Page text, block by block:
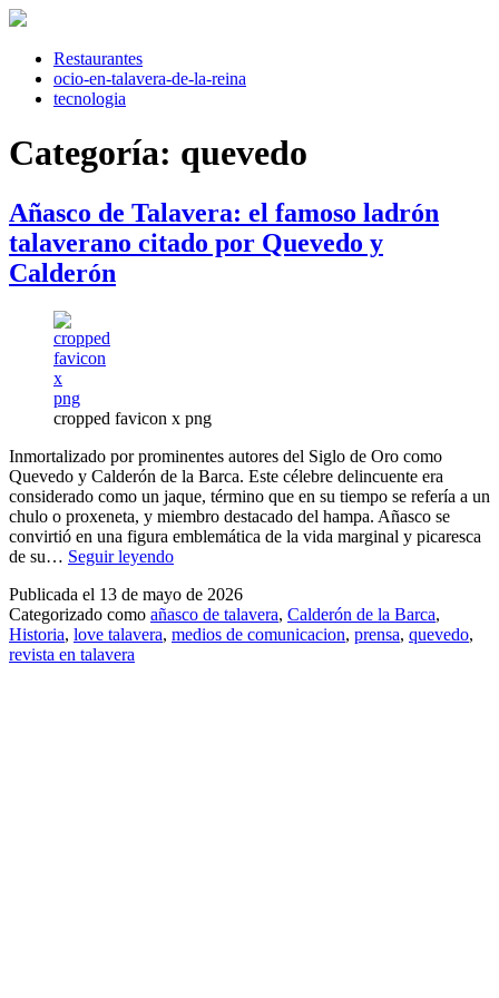
Saltar
contenidoRestaurantes
ocio-en-talavera-de-la-reina
tecnologia
Categoría: quevedo
Añasco de Talavera: el famoso ladrón
talaverano citado por Quevedo y
Calderón
cropped favicon x png
Inmortalizado por prominentes autores del Siglo de Oro como
Quevedo y Calderón de la Barca. Este célebre delincuente era
considerado como un jaque, término que en su tiempo se refería a un
chulo o proxeneta, y miembro destacado del hampa. Añasco se
convirtió en una figura emblemática de la vida marginal y picaresca
de su… Seguir leyendoAñasco
Talavera:
el
famoso
Publicada el 13 de mayo de 2026
Categorizado como añasco de talavera, Calderón de la Barca,
Historia, love talavera, medios de comunicacion, prensa, quevedo,
revista en talavera